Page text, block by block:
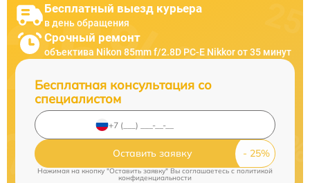
Бесплатный выезд курьера
в день обращения
Срочный ремонт
объектива Nikon 85mm f/2.8D PC-E Nikkor от 35 минут
Бесплатная консультация со
специалистом
Оставить заявку
Нажимая на кнопку "Оставить заявку" Вы соглашаетесь cполитикой
конфиденциальности